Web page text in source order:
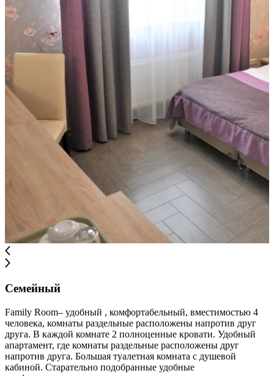
Семейный
Family Room– удобный , комфортабельный, вместимостью 4
человека, комнаты раздельные расположены напротив друг
друга. В каждой комнате 2 полноценные кровати. Удобный
апартамент, где комнаты раздельные расположены друг
напротив друга. Большая туалетная комната с душевой
кабиной. Старательно подобранные удобные